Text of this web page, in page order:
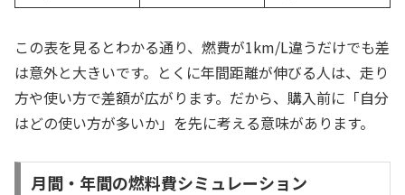
この表を見るとわかる通り、燃費が1km/L違うだけでも差
は意外と大きいです。とくに年間距離が伸びる人は、走り
方や使い方で差額が広がります。だから、購入前に「自分
はどの使い方が多いか」を先に考える意味があります。
月間・年間の燃料費シミュレーション